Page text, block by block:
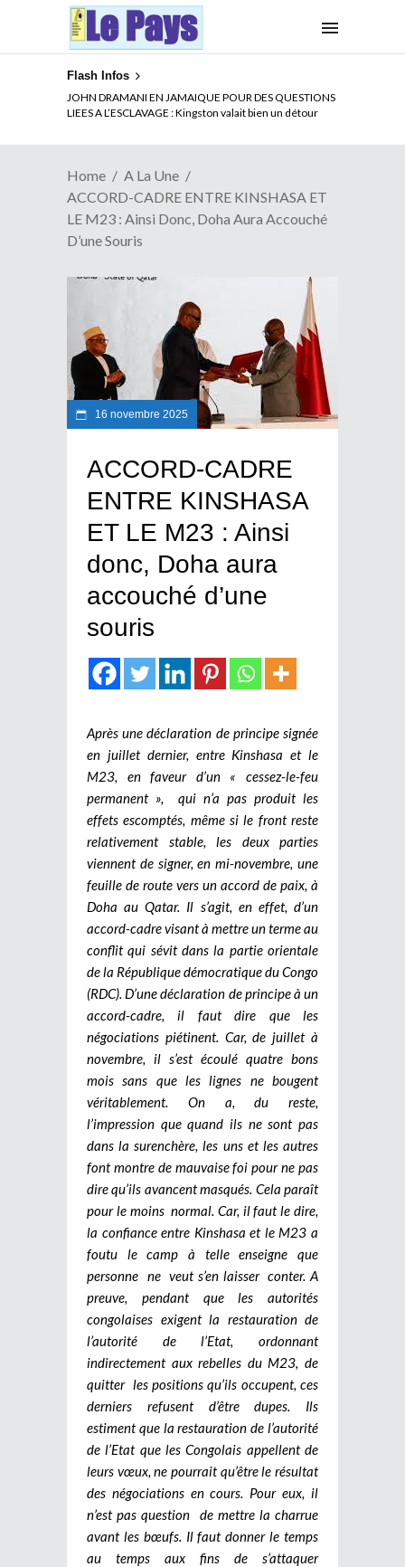
Flash Infos
JOHN DRAMANI EN JAMAIQUE POUR DES QUESTIONS
LIEES A L’ESCLAVAGE : Kingston valait bien un détour
ELECTION DE TALON A LA TETE DU SENAT BENINOIS :
Quand Patrice quitte le pouvoir sans partir !
Home
A La Une
ACCORD-CADRE ENTRE KINSHASA ET
LE M23 : Ainsi Donc, Doha Aura Accouché
D’une Souris
16 novembre 2025
ACCORD-CADRE
ENTRE KINSHASA
ET LE M23 : Ainsi
donc, Doha aura
accouché d’une
souris
Après une déclaration de principe signée
en juillet dernier, entre Kinshasa et le
M23, en faveur d’un « cessez-le-feu
permanent », qui n’a pas produit les
effets escomptés, même si le front reste
relativement stable, les deux parties
viennent de signer, en mi-novembre, une
feuille de route vers un accord de paix, à
Doha au Qatar. Il s’agit, en effet, d’un
accord-cadre visant à mettre un terme au
conflit qui sévit dans la partie orientale
de la République démocratique du Congo
(RDC). D’une déclaration de principe à un
accord-cadre, il faut dire que les
négociations piétinent. Car, de juillet à
novembre, il s’est écoulé quatre bons
mois sans que les lignes ne bougent
véritablement. On a, du reste,
l’impression que quand ils ne sont pas
dans la surenchère, les uns et les autres
font montre de mauvaise foi pour ne pas
dire qu’ils avancent masqués. Cela paraît
pour le moins normal. Car, il faut le dire,
la confiance entre Kinshasa et le M23 a
foutu le camp à telle enseigne que
personne ne veut s’en laisser conter. A
preuve, pendant que les autorités
congolaises exigent la restauration de
l’autorité de l’Etat, ordonnant
indirectement aux rebelles du M23, de
quitter les positions qu’ils occupent, ces
derniers refusent d’être dupes. Ils
estiment que la restauration de l’autorité
de l’Etat que les Congolais appellent de
leurs vœux, ne pourrait qu’être le résultat
des négociations en cours. Pour eux, il
n’est pas question de mettre la charrue
avant les bœufs. Il faut donner le temps
au temps aux fins de s’attaquer